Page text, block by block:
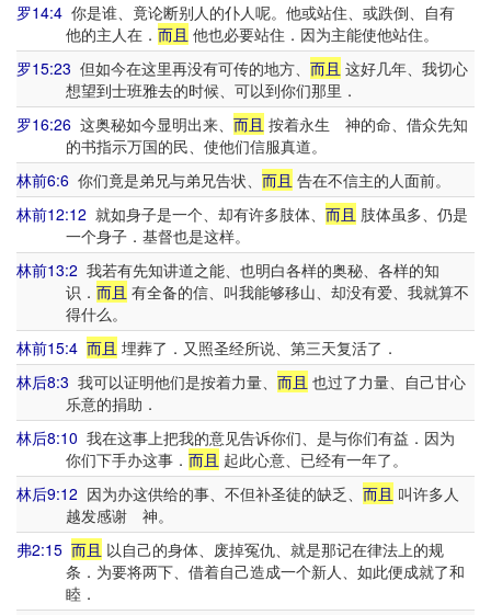
罗14:4 你是谁、竟论断别人的仆人呢。他或站住、或跌倒、自有
他的主人在． 而且 他也必要站住．因为主能使他站住。
罗15:23 但如今在这里再没有可传的地方、 而且 这好几年、我切心
想望到士班雅去的时候、可以到你们那里．
罗16:26 这奥秘如今显明出来、 而且 按着永生 神的命、借众先知
的书指示万国的民、使他们信服真道。
林前6:6 你们竟是弟兄与弟兄告状、 而且 告在不信主的人面前。
林前12:12 就如身子是一个、却有许多肢体、 而且 肢体虽多、仍是
一个身子．基督也是这样。
林前13:2 我若有先知讲道之能、也明白各样的奥秘、各样的知
识． 而且 有全备的信、叫我能够移山、却没有爱、我就算不
得什么。
林前15:4 而且 埋葬了．又照圣经所说、第三天复活了．
林后8:3 我可以证明他们是按着力量、 而且 也过了力量、自己甘心
乐意的捐助．
林后8:10 我在这事上把我的意见告诉你们、是与你们有益．因为
你们下手办这事． 而且 起此心意、已经有一年了。
林后9:12 因为办这供给的事、不但补圣徒的缺乏、 而且 叫许多人
越发感谢 神。
弗2:15 而且 以自己的身体、废掉冤仇、就是那记在律法上的规
条．为要将两下、借着自己造成一个新人、如此便成就了和
睦．